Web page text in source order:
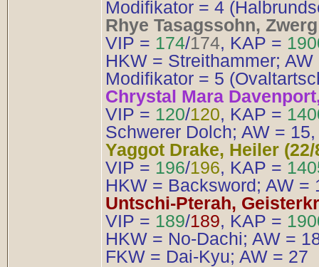
Modifikator = 4
Rhye Tasagssohn,
VIP = 174/174, KAP =
HKW = Streithammer;
Modifikator = 5
Chrystal Mara
VIP = 120/120, KAP =
Schwerer Dolch; AW =
Yaggot Drake, Heiler (22/
VIP = 196/196, KAP =
HKW = Backsword; AW
Untschi-Pterah,
VIP = 189/189, KAP =
HKW = No-Dachi; AW =
FKW = Dai-Kyu; AW = 27